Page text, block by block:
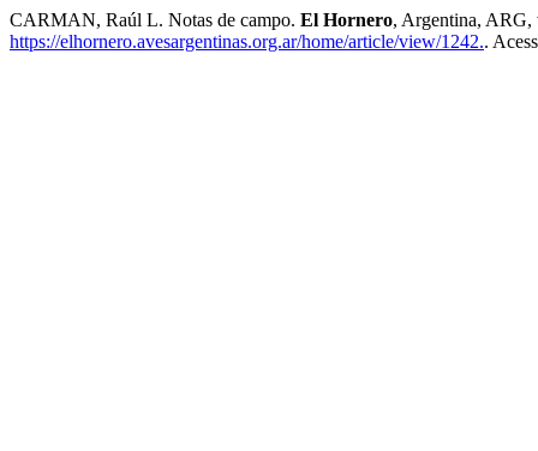
CARMAN, Raúl L. Notas de campo. El Hornero, Argentina, ARG,
https://elhornero.avesargentinas.org.ar/home/article/view/1242..